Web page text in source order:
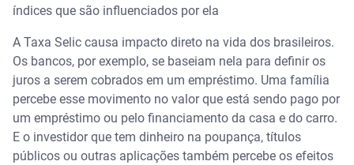
índices que são influenciados por ela
A Taxa Selic causa impacto direto na vida dos brasileiros.
Os bancos, por exemplo, se baseiam nela para definir os
juros a serem cobrados em um empréstimo. Uma família
percebe esse movimento no valor que está sendo pago por
um empréstimo ou pelo financiamento da casa e do carro.
E o investidor que tem dinheiro na poupança, títulos
públicos ou outras aplicações também percebe os efeitos